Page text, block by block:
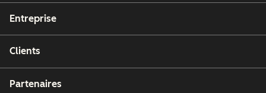
Entreprise
Clients
Partenaires